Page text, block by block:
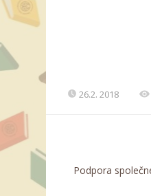
26.2. 2018
Podpora